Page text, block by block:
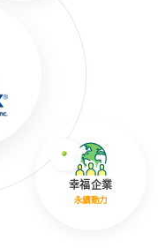
幸福企業
永續動力